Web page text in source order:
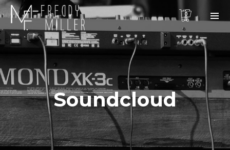
0
Soundcloud